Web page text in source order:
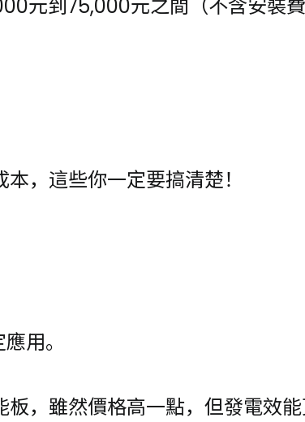
元到75,000元之間（不含安裝
，這些你一定要搞清楚！
用。
，雖然價格高一點，但發電效